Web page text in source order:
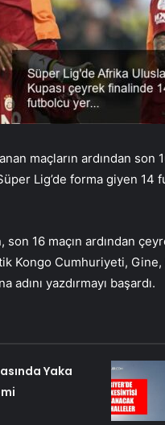
maçların ardından
Lig’de forma giyen
son 16 maçın ardından
Kongo Cumhuriyeti,
adını yazdırmayı başardı.
Yaka